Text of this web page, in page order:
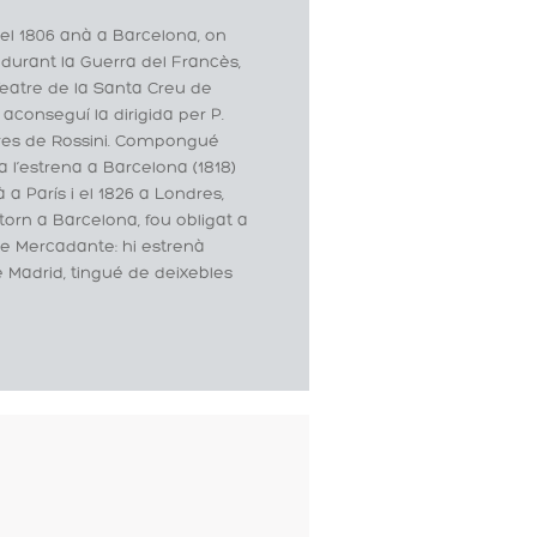
1806 anà a Barcelona, on
la Guerra del Francès,
de la Santa Creu de
la dirigida per P.
de Rossini. Compongué
l’estrena a Barcelona (1818)
a París i el 1826 a Londres,
a Barcelona, fou obligat a
Mercadante: hi estrenà
tingué de deixebles